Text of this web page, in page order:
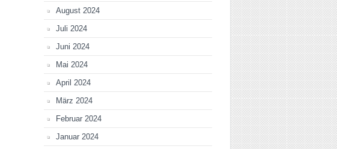
August 2024
Juli 2024
Juni 2024
Mai 2024
April 2024
März 2024
Februar 2024
Januar 2024